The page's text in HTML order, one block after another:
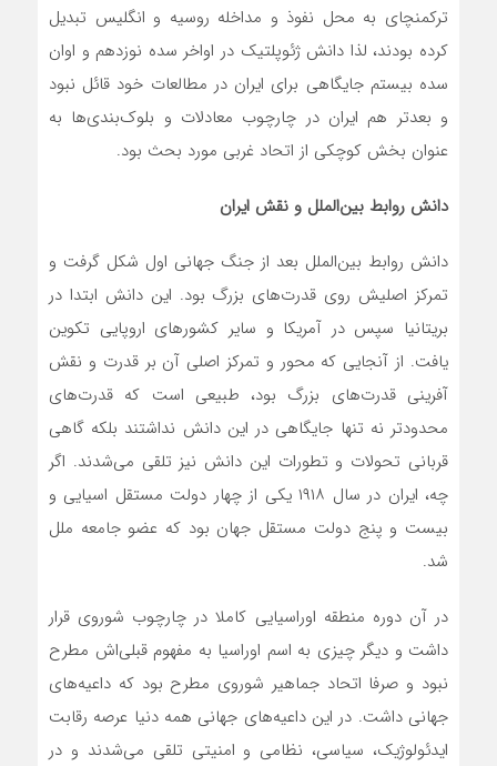
ترکمنچای به محل نفوذ و مداخله روسیه و انگلیس تبدیل
کرده بودند، لذا دانش ژئوپلتیک در اواخر سده نوزدهم و اوان
سده بیستم جایگاهی برای ایران در مطالعات خود قائل نبود
و بعدتر هم ایران در چارچوب معادلات و بلوک‌بندی‌ها به
عنوان بخش کوچکی از اتحاد غربی مورد بحث بود.
دانش روابط بین‌الملل و نقش ایران
دانش روابط بین‌الملل بعد از جنگ جهانی اول شکل گرفت و
تمرکز اصلیش روی قدرت‌های بزرگ بود. این دانش ابتدا در
بریتانیا سپس در آمریکا و سایر کشورهای اروپایی تکوین
یافت. از آنجایی که محور و تمرکز اصلی آن بر قدرت و نقش
آفرینی قدرت‌های بزرگ بود، طبیعی است که قدرت‌های
محدودتر نه تنها جایگاهی در این دانش نداشتند بلکه گاهی
قربانی تحولات و تطورات این دانش نیز تلقی می‌شدند. اگر
چه، ایران در سال ۱۹۱۸ یکی از چهار دولت مستقل اسیایی و
بیست و پنج دولت مستقل جهان بود که عضو جامعه ملل
شد.
در آن دوره منطقه اوراسیایی کاملا در چارچوب شوروی قرار
داشت و دیگر چیزی به اسم اوراسیا به مفهوم قبلی‌اش مطرح
نبود و صرفا اتحاد جماهیر شوروی مطرح بود که داعیه‌های
جهانی داشت. در این داعیه‌های جهانی همه دنیا عرصه رقابت
ایدئولوژیک، سیاسی، نظامی و امنیتی تلقی می‌شدند و در